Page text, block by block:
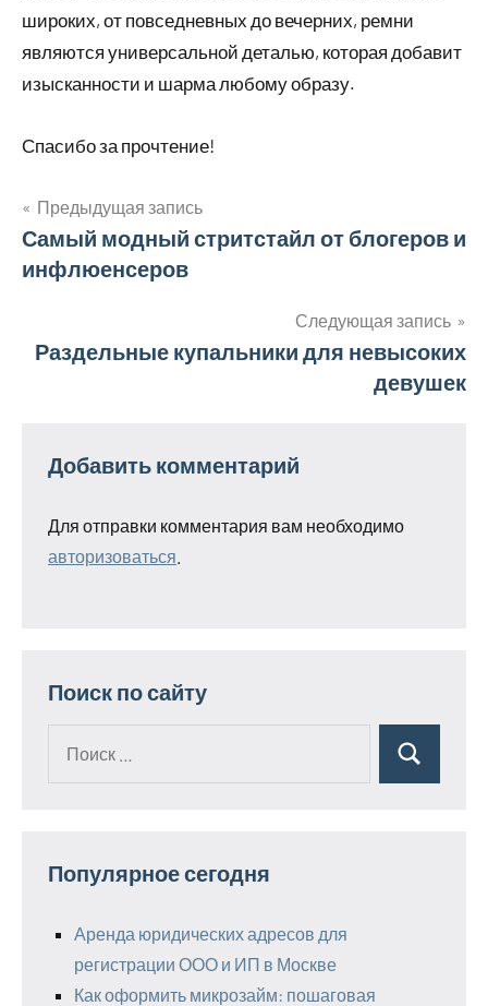
широких, от повседневных до вечерних, ремни
являются универсальной деталью, которая добавит
изысканности и шарма любому образу.
Спасибо за прочтение!
Навигация
по
Предыдущая запись
Самый модный стритстайл от блогеров и
инфлюенсеров
Следующая запись
Раздельные купальники для невысоких
девушек
Добавить комментарий
Для отправки комментария вам необходимо
авторизоваться
Поиск по сайту
Поиск
Популярное сегодня
Аренда юридических адресов для
регистрации ООО и ИП в Москве
Как оформить микрозайм: пошаговая